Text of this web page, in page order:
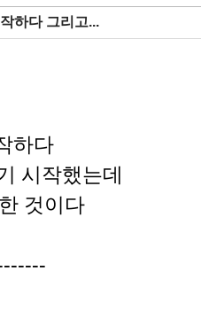
하다 그리고...
하다
시작했는데
것이다